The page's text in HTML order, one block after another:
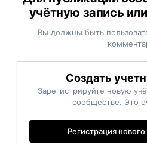
учётную запись
Вы должны быть
Создать
Зарегистрируйте новую
сообществе. Это
Регистрация